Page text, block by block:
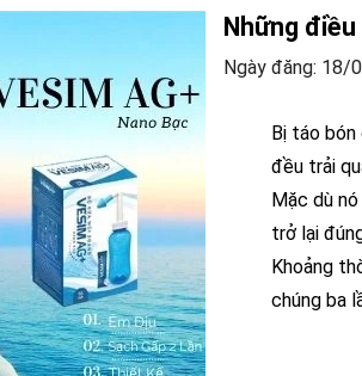
Những
Ngày đăng: 18/
Bị táo
đều trải
Mặc dù
trở lại
Khoảng
chúng ba